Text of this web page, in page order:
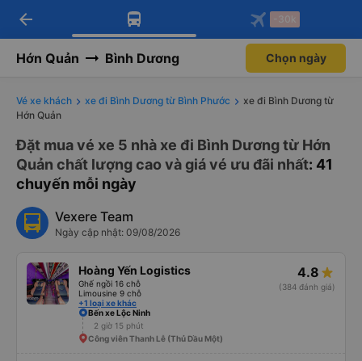
Tải app Vexere ngay!
Nhận ưu đãi thành viên độc
Mở app
Tải app Vexere
-30k/ghế khi đặt vé máy bay qua
Mở app
arrow_back -30k
Hớn Quản Bình Dương Chọn ngày
Vé xe khách xe đi Bình Dương từ Bình Phước
xe đi Bình Dương từ
Hớn Quản
Đặt mua vé xe 5 nhà xe đi Bình Dương từ Hớn
Quản chất lượng cao và giá vé ưu đãi nhất: 41
chuyến mỗi ngày
Vexere Team
Ngày cập nhật: 09/08/2026
Hoàng Yến Logistics
Ghế ngồi 16 chỗ
Limousine 9 chỗ
+1 loại xe khác
4.8
(384 đánh giá)
Bến xe Lộc Ninh
2 giờ 15 phút
Công viên Thanh Lễ (Thủ Dầu Một)